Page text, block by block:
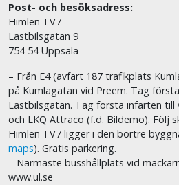
Post- och besöksadress:
Himlen TV7
Lastbilsgatan 9
754 54 Uppsala
– Från E4 (avfart 187 trafikplats
på Kumlagatan vid Preem. Tag
Lastbilsgatan. Tag första infarten till
och LKQ Attraco (f.d. Bildemo). Följ
Himlen TV7 ligger i den bortre
maps). Gratis parkering.
– Närmaste busshållplats vid
www.ul.se